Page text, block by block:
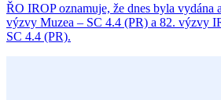
ŘO IROP oznamuje, že dnes byla vydána
výzvy Muzea – SC 4.4 (PR) a 82. výzvy
SC 4.4 (PR).